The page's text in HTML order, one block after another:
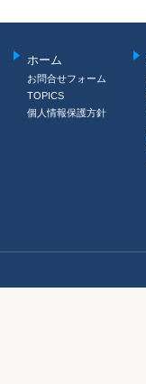
ホーム
お問合せフォーム
TOPICS
個人情報保護方針